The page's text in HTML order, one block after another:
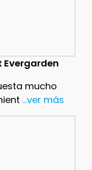
Evergarden
mucho
...ver más